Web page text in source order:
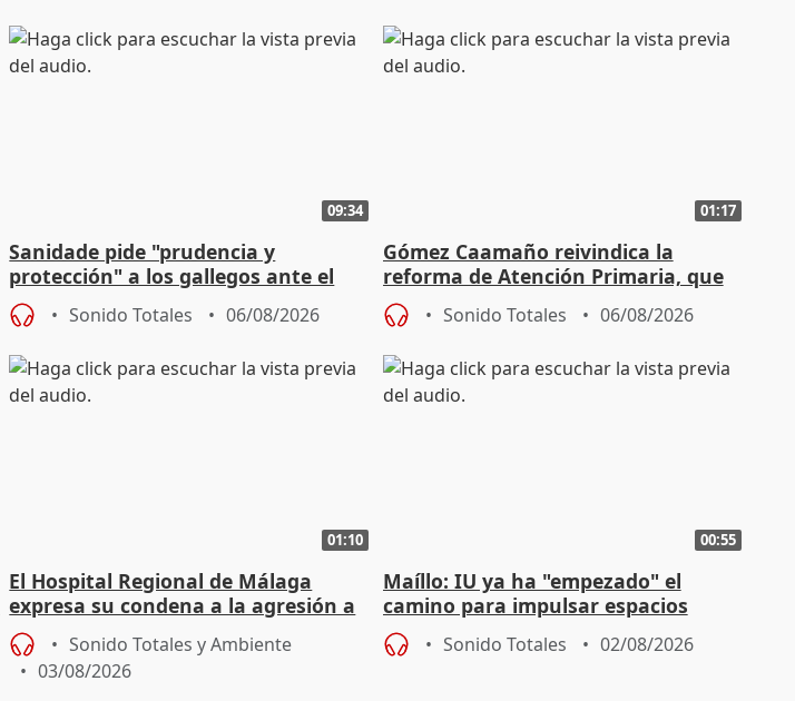
09:34
Sanidade pide "prudencia y
protección" a los gallegos ante el
eclipse del 12 de agosto
Sonido Totales 06/08/2026
01:17
Gómez Caamaño reivindica la
reforma de Atención Primaria, que
reforzará la autogestión
Sonido Totales 06/08/2026
01:10
El Hospital Regional de Málaga
expresa su condena a la agresión a
dos enfermeras de Urgencias
Sonido Totales y Ambiente
03/08/2026
00:55
Maíllo: IU ya ha "empezado" el
camino para impulsar espacios
unitarios para las municipales
Sonido Totales 02/08/2026